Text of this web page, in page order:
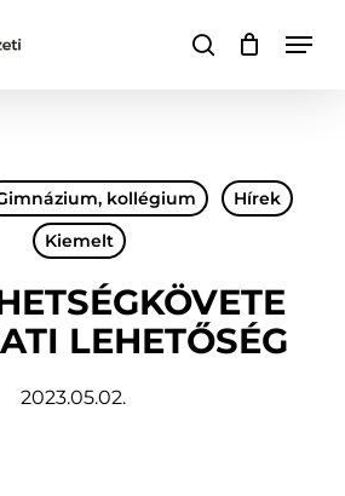
keresésKosár
kollégium
Hírek
Kiemelt
LEHETŐSÉG
2023.05.02.